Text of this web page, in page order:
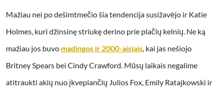
Mažiau nei po dešimtmečio šia tendencija susižavėjo ir Katie
Holmes, kuri džinsinę striukę derino prie plačių kelnių. Ne ką
mažiau jos buvo madingos ir 2000-aisiais, kai jas nešiojo
Britney Spears bei Cindy Crawford. Mūsų laikais negalime
atitraukti akių nuo įkvepiančių Julios Fox, Emily Ratajkowski ir